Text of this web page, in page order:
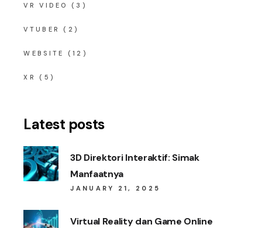
VR VIDEO (3)
VTUBER (2)
WEBSITE (12)
XR (5)
Latest posts
3D Direktori Interaktif: Simak
Manfaatnya
JANUARY 21, 2025
Virtual Reality dan Game Online